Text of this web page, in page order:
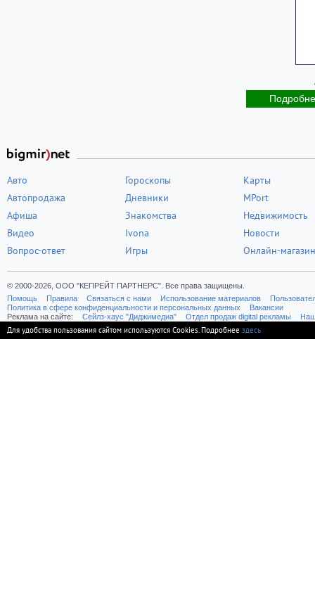
Авто
Автопродажа
Афиша
Видео
Вопрос-ответ
Гороскопы
Дневники
Знакомства
Ivona
Игры
Карты
MPort
Недвижимость
Новости
Онлайн-магазин
© 2000-2026, ООО "КЕПРЕЙТ ПАРТНЕРС". Все права защищены.
Помощь
Правила Связаться с нами Использование материалов
Политика в сфере конфиденциальности и персональных данных
Вакансии
Реклама на сайте:
Cейлз-хаус "Диджимедиа" Отдел продаж digital рекламы
Для удобства пользования сайтом используются Cookies. Подробнее здесь